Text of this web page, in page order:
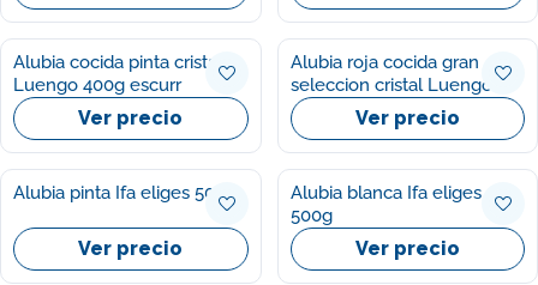
Alubia cocida pinta cristal
Luengo 400g escurr
Ver precio
Alubia roja cocida gran
seleccion cristal Luengo
400g escurrVer precio
Alubia pinta Ifa eliges 500g
Ver precio
Alubia blanca Ifa eliges
500g
Ver precio